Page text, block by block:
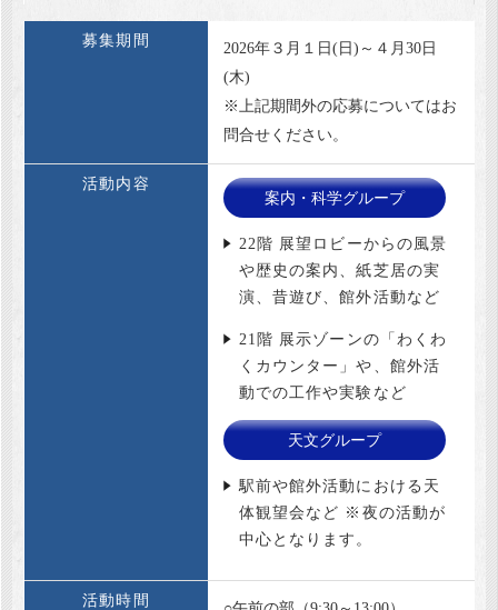
募集期間
2026年３月１日(日)～４月30日
(木)
※上記期間外の応募についてはお
問合せください。
活動内容
案内・科学グループ
22階 展望ロビーからの風景
や歴史の案内、紙芝居の実
演、昔遊び、館外活動など
21階 展示ゾーンの「わくわ
くカウンター」や、館外活
動での工作や実験など
天文グループ
駅前や館外活動における天
体観望会など ※夜の活動が
中心となります。
活動時間